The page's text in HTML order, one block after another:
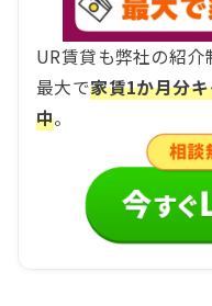
UR賃貸も弊社の紹介
最大で家賃1か月分
中。